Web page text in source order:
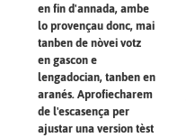
en fin d'annada, ambe
lo provençau donc, mai
tanben de nòvei votz
en gascon e
lengadocian, tanben en
aranés. Aprofiecharem
de l'escasença per
ajustar una version tèst